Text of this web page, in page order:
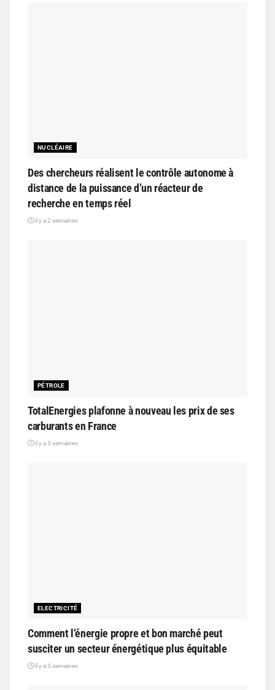
NUCLÉAIRE
Des chercheurs réalisent le contrôle autonome à
distance de la puissance d’un réacteur de
recherche en temps réel
il y a 2 semaines
PÉTROLE
TotalEnergies plafonne à nouveau les prix de ses
carburants en France
il y a 3 semaines
ELECTRICITÉ
Comment l’énergie propre et bon marché peut
susciter un secteur énergétique plus équitable
il y a 3 semaines